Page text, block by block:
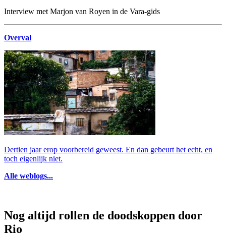
Interview met Marjon van Royen in de Vara-gids
Overval
Dertien jaar erop voorbereid geweest. En dan gebeurt het echt, en
toch eigenlijk niet.
Alle weblogs...
Nog altijd rollen de doodskoppen door
Rio